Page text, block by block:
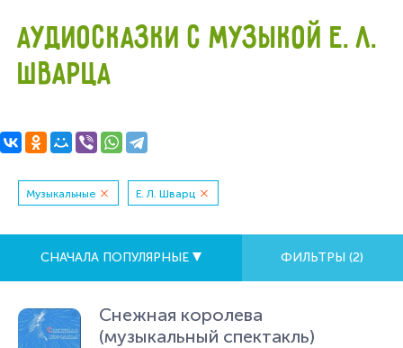
АУДИОСКАЗКИ С МУЗЫКОЙ Е. Л.
ШВАРЦА
Музыкальные Е. Л. Шварц
СНАЧАЛА ПОПУЛЯРНЫЕ ФИЛЬТРЫ (2)
Снежная королева
(музыкальный спектакль)